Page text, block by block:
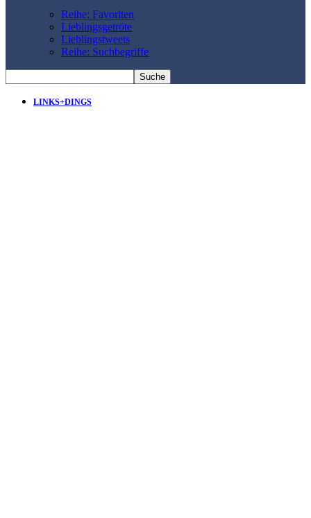
Reihe: Favoriten
Lieblingsgetröte
Lieblingstweets
Reihe: Suchbegriffe
LINKS+DINGS